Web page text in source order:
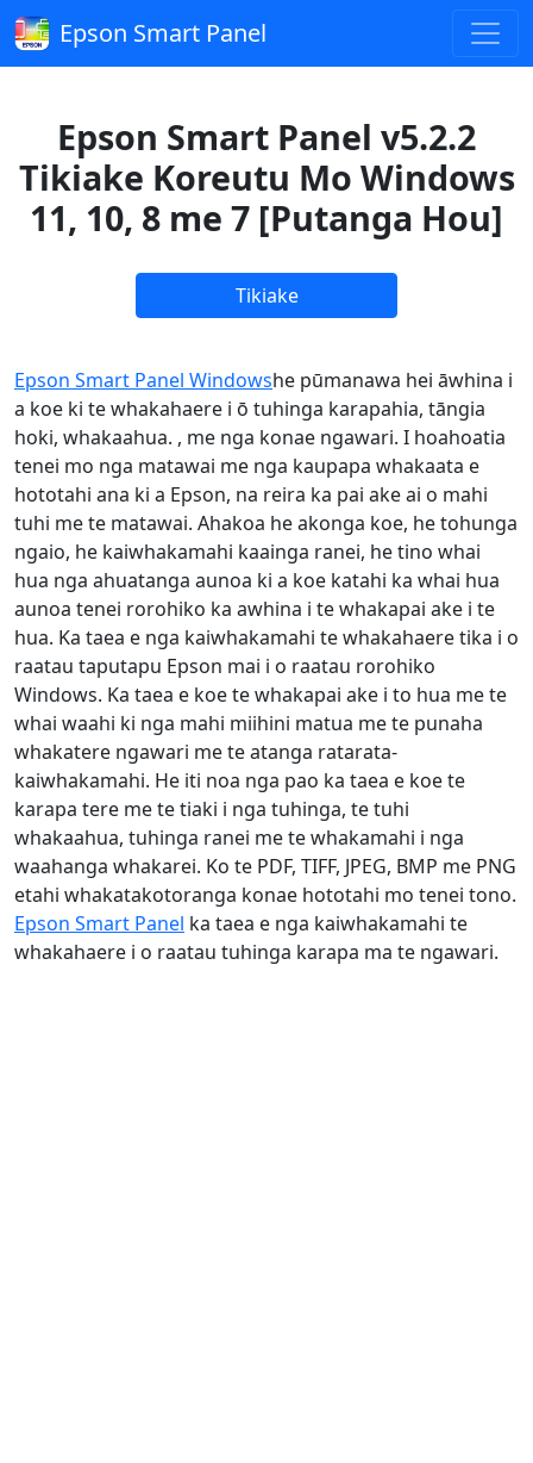
Epson Smart Panel
Epson Smart Panel v5.2.2
Tikiake Koreutu Mo Windows
11, 10, 8 me 7 [Putanga Hou]
Tikiake
Epson Smart Panel Windowshe pūmanawa hei āwhina i
a koe ki te whakahaere i ō tuhinga karapahia, tāngia
hoki, whakaahua. , me nga konae ngawari. I hoahoatia
tenei mo nga matawai me nga kaupapa whakaata e
hototahi ana ki a Epson, na reira ka pai ake ai o mahi
tuhi me te matawai. Ahakoa he akonga koe, he tohunga
ngaio, he kaiwhakamahi kaainga ranei, he tino whai
hua nga ahuatanga aunoa ki a koe katahi ka whai hua
aunoa tenei rorohiko ka awhina i te whakapai ake i te
hua. Ka taea e nga kaiwhakamahi te whakahaere tika i o
raatau taputapu Epson mai i o raatau rorohiko
Windows. Ka taea e koe te whakapai ake i to hua me te
whai waahi ki nga mahi miihini matua me te punaha
whakatere ngawari me te atanga ratarata-
kaiwhakamahi. He iti noa nga pao ka taea e koe te
karapa tere me te tiaki i nga tuhinga, te tuhi
whakaahua, tuhinga ranei me te whakamahi i nga
waahanga whakarei. Ko te PDF, TIFF, JPEG, BMP me PNG
etahi whakatakotoranga konae hototahi mo tenei tono.
Epson Smart Panel ka taea e nga kaiwhakamahi te
whakahaere i o raatau tuhinga karapa ma te ngawari.